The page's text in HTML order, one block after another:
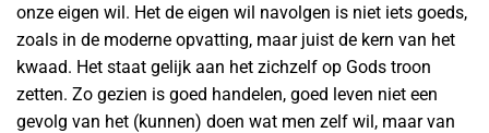
onze eigen wil. Het de eigen wil navolgen is niet iets goeds,
zoals in de moderne opvatting, maar juist de kern van het
kwaad. Het staat gelijk aan het zichzelf op Gods troon
zetten. Zo gezien is goed handelen, goed leven niet een
gevolg van het (kunnen) doen wat men zelf wil, maar van